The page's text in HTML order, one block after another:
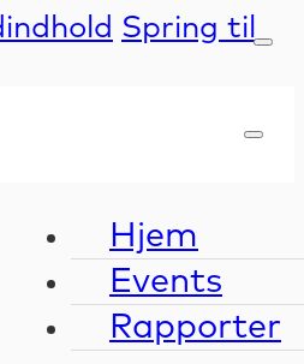
Spring til
Hjem
Events
Rapporter